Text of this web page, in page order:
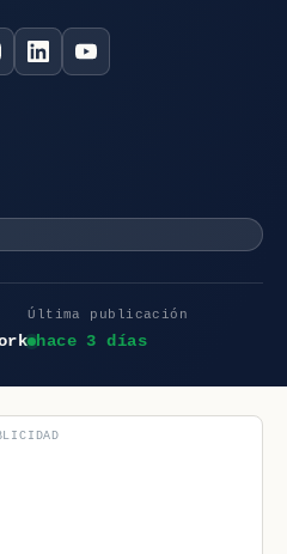
Última publicación
hace 3 días